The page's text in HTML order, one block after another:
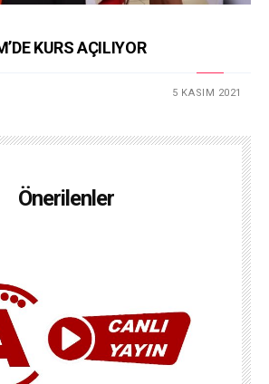
KURS AÇILIYOR
5 KASIM 2021
Önerilenler